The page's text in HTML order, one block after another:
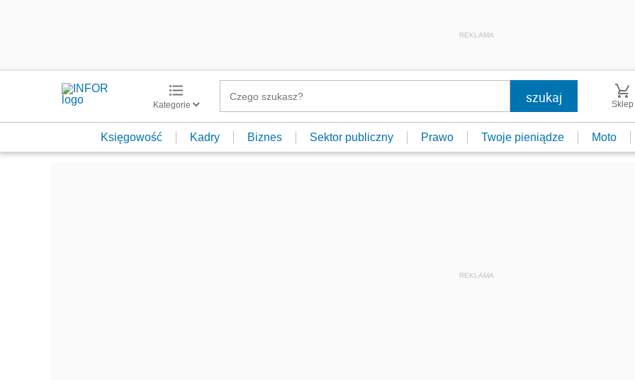
REKLAMA
Kategorie Sklep
Księgowość Kadry Biznes Sektor publiczny Prawo Twoje pieniądze Moto